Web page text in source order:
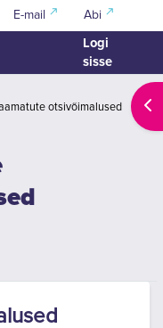
E-mail Abi
Logi
sisse
otsivõimalused